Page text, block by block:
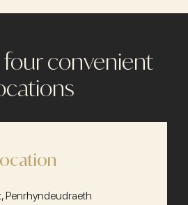
four convenient
Penrhyndeudraeth